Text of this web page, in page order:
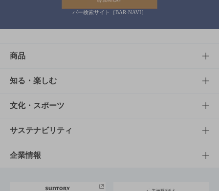
バー検索サイト［BAR-NAVI］
商品
商品TOP
商品一覧
商品発売情報
栄養成分一覧
知る・楽しむ
知る・楽しむTOP
キャンペーン
工場見学
文化・スポーツ
文化・スポーツTOP
サントリーホール
サステナビリティ
サステナビリティTOP
企業情報